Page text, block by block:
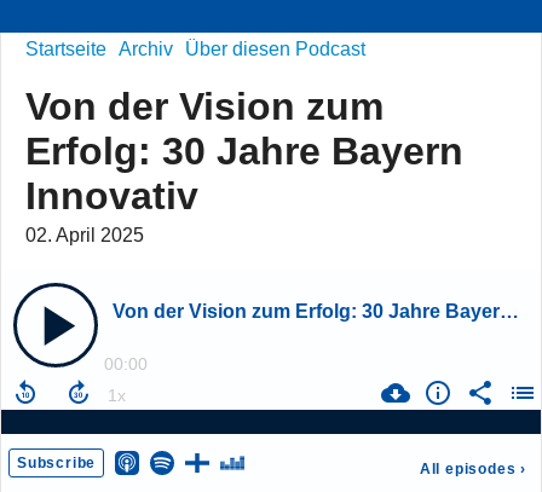
Startseite Archiv Über diesen Podcast
Von der Vision zum
Erfolg: 30 Jahre Bayern
Innovativ
02. April 2025
Von der Vision zum Erfolg: 30 Jahre Bayern Innovativ
00:00
Subscribe All episodes ›